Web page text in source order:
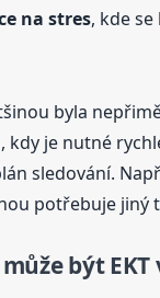
na stres, kde
byla
kdy je nutné
sledování.
potřebuje jiný
být